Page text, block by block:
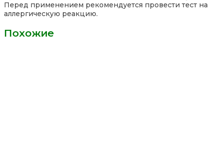
Перед применением рекомендуется провести тест на
аллергическую реакцию.
Похожие